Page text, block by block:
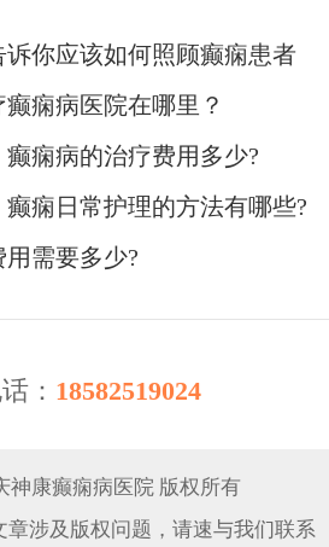
你应该如何照顾癫痫患者
痫病医院在哪里？
痫病的治疗费用多少?
痫日常护理的方法有哪些?
需要多少?
： 18582519024
神康癫痫病医院 版权所有
涉及版权问题，请速与我们联系